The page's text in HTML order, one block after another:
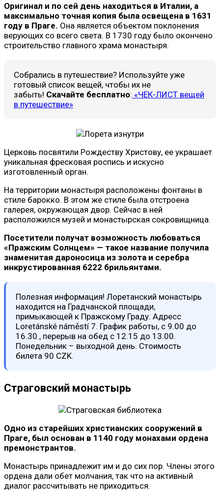
Оригинал и по сей день находиться в Италии, а
максимально точная копия была освещена в 1631
году в Праге. Она является объектом поклонения
верующих со всего света. В 1730 году было окончено
строительство главного храма монастыря.
Собрались в путешествие? Используйте уже
готовый список вещей, чтобы их не
забыть! Скачайте бесплатно: «ЧЕК-ЛИСТ вещей
в путешествие»
Церковь посвятили Рождеству Христову, ее украшает
уникальная фресковая роспись и искусно
изготовленный орган.
На территории монастыря расположены фонтаны в
стиле барокко. В этом же стиле была отстроена
галерея, окружающая двор. Сейчас в ней
расположился музей и монастырская сокровищница.
Посетители получат возможность любоваться
«Пражским Солнцем» — такое название получила
знаменитая дароносица из золота и серебра
инкрустированная 6222 брильянтами.
Полезная информация! Лоретанский монастырь
находится на Градчанской площади,
примыкающей к Пражскому Граду. Адресс
Loretánské náměstí 7. График работы, с 9.00 до
16.30., перерыв на обед с 12.15 до 13.00.
Понедельник – выходной день. Стоимость
билета 90 CZK.
Страговский монастырь
Одно из старейших христианских сооружений в
Праге, был основан в 1140 году монахами ордена
премонстрантов.
Монастырь принадлежит им и до сих пор. Члены этого
ордена дали обет молчания, так что на активный
диалог рассчитывать не приходиться.